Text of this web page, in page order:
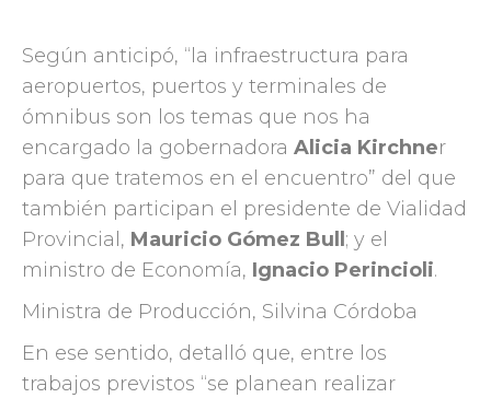
Según anticipó, “la infraestructura para
aeropuertos, puertos y terminales de
ómnibus son los temas que nos ha
encargado la gobernadora Alicia Kirchner
para que tratemos en el encuentro” del que
también participan el presidente de Vialidad
Provincial, Mauricio Gómez Bull ; y el
ministro de Economía, Ignacio Perincioli.
Ministra de Producción, Silvina Córdoba
En ese sentido, detalló que, entre los
trabajos previstos “se planean realizar